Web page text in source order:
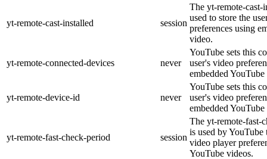
yt-remote-cast-installed session
The yt-remote-cast-
used to store the
preferences using
video.
yt-remote-connected-devices never
YouTube sets this
user's video
embedded
yt-remote-device-id never
YouTube sets this
user's video
embedded
yt-remote-fast-check-period session
The yt-remote-fast-
is used by YouTube
video player
YouTube videos.